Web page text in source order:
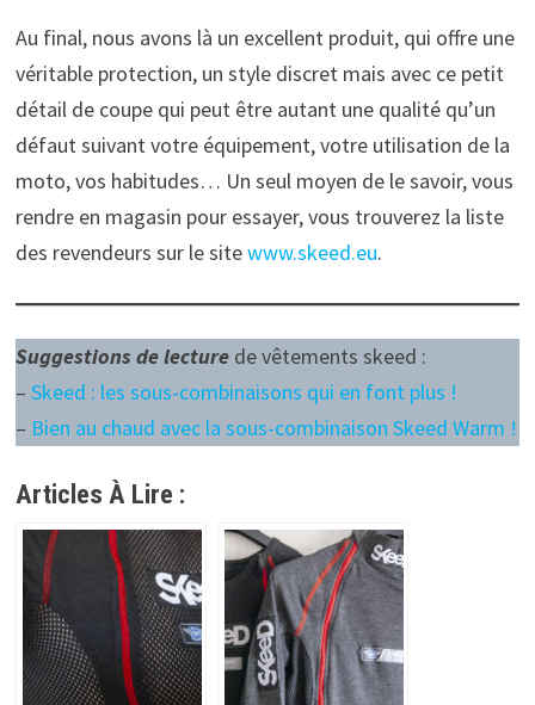
Au final, nous avons là un excellent produit, qui offre une
véritable protection, un style discret mais avec ce petit
détail de coupe qui peut être autant une qualité qu’un
défaut suivant votre équipement, votre utilisation de la
moto, vos habitudes… Un seul moyen de le savoir, vous
rendre en magasin pour essayer, vous trouverez la liste
des revendeurs sur le sitewww.skeed.eu.
Suggestions de lecture de vêtements skeed :
– Skeed : les sous-combinaisons qui en font plus !
– Bien au chaud avec la sous-combinaison Skeed Warm !
Articles À Lire :